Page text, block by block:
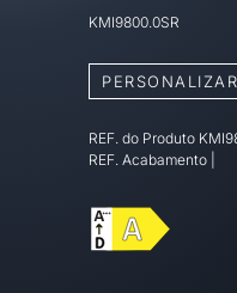
KMI9800.0SR
PERSONALIZAR
REF. do Produto
REF. Acabamento